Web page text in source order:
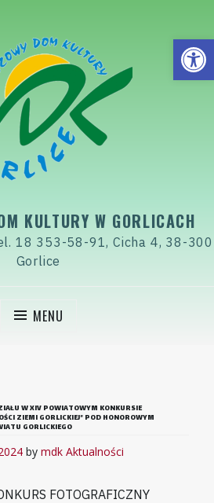
KULTURY W GORLICACH
18 353-58-91, Cicha 4, 38-300
Gorlice
MENU
W XIV POWIATOWYM KONKURSIE
ZIEMI GORLICKIEJ” POD HONOROWYM
GORLICKIEGO
by mdk Aktualności
FOTOGRAFICZNY